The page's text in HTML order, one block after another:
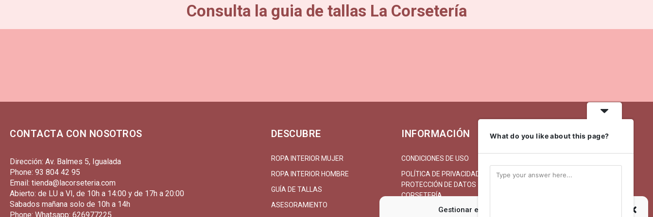
Gestionar el Consentimiento de las Cookies
Consulta la guia de tallas La Corsetería
CONTACTA CON NOSOTROS
Dirección: Av. Balmes 5, Igualada
Phone: 93 804 42 95
Email: tienda@lacorseteria.com
Abierto: de LU a VI, de 10h a 14:00 y de 17h a 20:00
Sabados mañana solo de 10h a 14h
Phone: Whatsapp: 626977225
DESCUBRE
ROPA INTERIOR MUJER
ROPA INTERIOR HOMBRE
GUÍA DE TALLAS
ASESORAMIENTO
INFORMACIÓN
CONDICIONES DE USO
POLÍTICA DE PRIVACIDAD Y
PROTECCIÓN DE DATOS · LA
CORSETERÍA
MI CUENTA
CARRITO
What do you like about this page?